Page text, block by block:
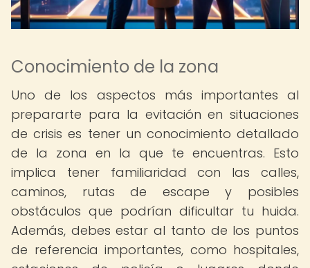
Conocimiento de la zona
Uno de los aspectos más importantes al
prepararte para la evitación en situaciones
de crisis es tener un conocimiento detallado
de la zona en la que te encuentras. Esto
implica tener familiaridad con las calles,
caminos, rutas de escape y posibles
obstáculos que podrían dificultar tu huida.
Además, debes estar al tanto de los puntos
de referencia importantes, como hospitales,